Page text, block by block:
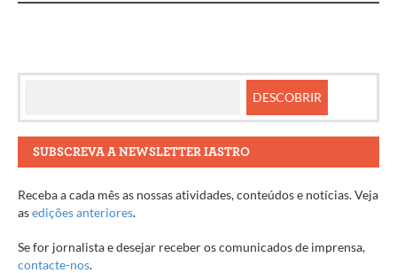
SUBSCREVA A NEWSLETTER IASTRO
Receba a cada mês as nossas atividades, conteúdos e notícias. Veja
asedições anteriores.
Se for jornalista e desejar receber os comunicados de imprensa,
contacte-nos.